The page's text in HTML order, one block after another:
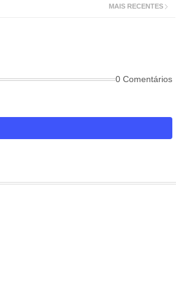
MAIS RECENTES
0 Comentários